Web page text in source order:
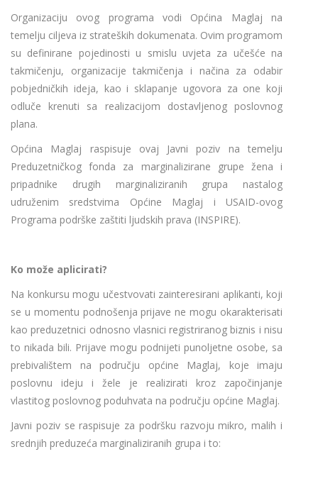
Organizaciju ovog programa vodi Općina Maglaj na
temelju ciljeva iz strateških dokumenata. Ovim programom
su definirane pojedinosti u smislu uvjeta za učešće na
takmičenju, organizacije takmičenja i načina za odabir
pobjedničkih ideja, kao i sklapanje ugovora za one koji
odluče krenuti sa realizacijom dostavljenog poslovnog
plana.
Općina Maglaj raspisuje ovaj Javni poziv na temelju
Preduzetničkog fonda za marginalizirane grupe žena i
pripadnike drugih marginaliziranih grupa nastalog
udruženim sredstvima Općine Maglaj i USAID-ovog
Programa podrške zaštiti ljudskih prava (INSPIRE).
Ko može aplicirati?
Na konkursu mogu učestvovati zainteresirani aplikanti, koji
se u momentu podnošenja prijave ne mogu okarakterisati
kao preduzetnici odnosno vlasnici registriranog biznis i nisu
to nikada bili. Prijave mogu podnijeti punoljetne osobe, sa
prebivalištem na području općine Maglaj, koje imaju
poslovnu ideju i žele je realizirati kroz započinjanje
vlastitog poslovnog poduhvata na području općine Maglaj.
Javni poziv se raspisuje za podršku razvoju mikro, malih i
srednjih preduzeća marginaliziranih grupa i to: